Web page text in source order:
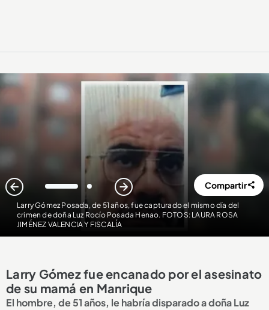
Larry Gómez Posada, de 51 años, fue capturado el mismo día del
crimen de doña Luz Rocío Posada Henao. FOTOS: LAURA ROSA
JIMÉNEZ VALENCIA Y FISCALÍA
1 2 Compartir
Larry Gómez fue encanado por el asesinato
de su mamá en Manrique
El hombre, de 51 años, le habría disparado a doña Luz